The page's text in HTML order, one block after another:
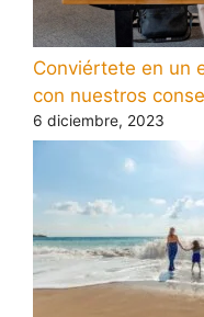
Conviértete en un
con nuestros
6 diciembre, 2023